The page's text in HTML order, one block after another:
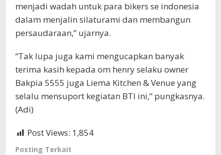
menjadi wadah untuk para bikers se indonesia
dalam menjalin silaturami dan membangun
persaudaraan,” ujarnya.
“Tak lupa juga kami mengucapkan banyak
terima kasih kepada om henry selaku owner
Bakpia 5555 juga Liema Kitchen & Venue yang
selalu mensuport kegiatan BTI ini,” pungkasnya.
(Adi)
Post Views: 1,854
Posting Terkait